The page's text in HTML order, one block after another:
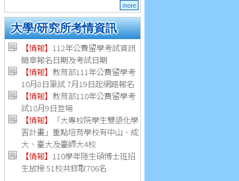
more
大學/研究所考情資訊
【情報】 112年公費留學考試資訊
簡章報名日期及考試日期
【情報】 教育部111年公費留學考
10月8日筆試 7月19日起網路報名
【情報】 教育部110年公費留學考
試10月9日登場
【情報】
「大專校院學生雙語化學
習計畫」重點培育學校有中山、成
大、臺大及臺師大4校
【情報】 110學年陸生碩博士班招
生放榜 51校共錄取706名